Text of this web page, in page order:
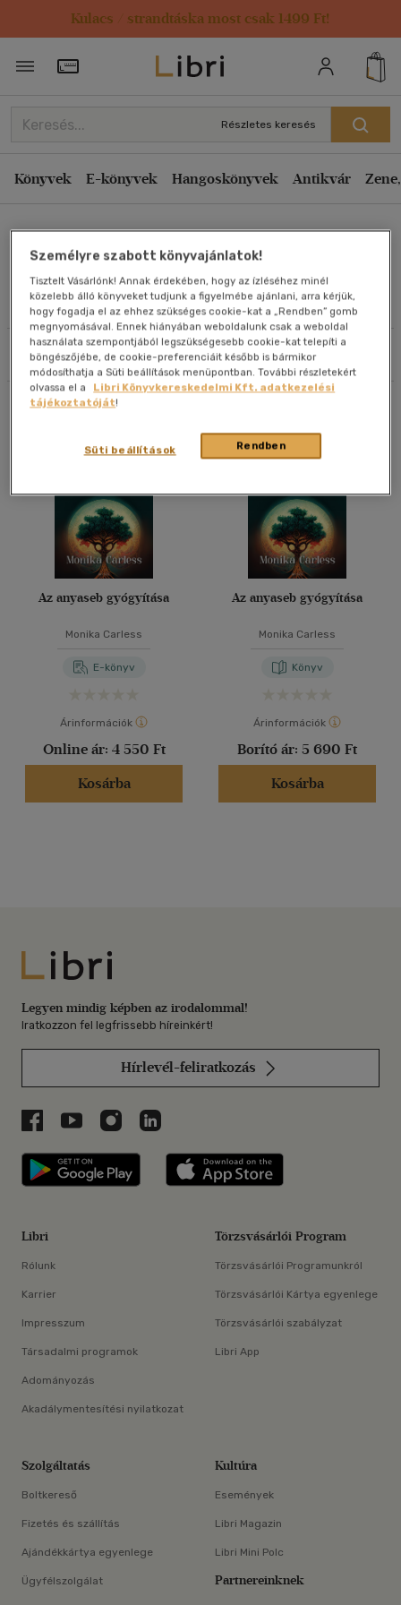
Kulacs / strandtáska most csak 1499 Ft!
Törzsvásárlói Kártya adatai
Részletes keresés
Könyvek E-könyvek Hangoskönyvek Antikvár
Monika Carless
Művei
Szűrés Rendezés
Rendezés
Kiadás éve szerint csökkenő
Ár szerint csökkenő
Eladott darabszám szerint csökkenő
Eladott darabszám szerint növekvő
Cím szerint A-Z
Szerző szerint A-Z
Megjelenítés
20 db / oldal
Alkalmaz
Az anyaseb gyógyítása
Monika Carless
E-könyv
Árinformációk
Online ár: 4 550 Ft
Kosárba
Az anyaseb gyógyítása
Monika Carless
Könyv
Árinformációk
Borító ár: 5 690 Ft
Kosárba
Libri
Legyen mindig képben az irodalommal!
Iratkozzon fel legfrissebb híreinkért!
Hírlevél-feliratkozás
Libri a Facebookon
Libri a Youtube-on
Libri az Instagramon
Libri a LinkedInen
Libri applikáció Szerezd meg: Google
Libri
Rólunk
Karrier
Impresszum
Társadalmi programok
Adományozás
Akadálymentesítési nyilatkozat
Törzsvásárlói Program
Törzsvásárlói Programunkról
Törzsvásárlói Kártya egyenlege
Törzsvásárlói szabályzat
Libri App
Szolgáltatás
Boltkereső
Fizetés és szállítás
Ajándékkártya egyenlege
Ügyfélszolgálat
Kultúra
Események
Libri Magazin
Libri Mini Polc
Partnereinknek
Személyre szabott könyvajánlatok!
Tisztelt Vásárlónk! Annak érdekében, hogy az ízléséhez minél
közelebb álló könyveket tudjunk a figyelmébe ajánlani, arra kérjük,
hogy fogadja el az ehhez szükséges cookie-kat a „Rendben” gomb
megnyomásával. Ennek hiányában weboldalunk csak a weboldal
használata szempontjából legszükségesebb cookie-kat telepíti a
böngészőjébe, de cookie-preferenciáit később is bármikor
módosíthatja a Süti beállítások menüpontban. További részletekért
olvassa el a
Libri Könyvkereskedelmi Kft. adatkezelési
tájékoztatóját!
Rendben
Süti beállítások